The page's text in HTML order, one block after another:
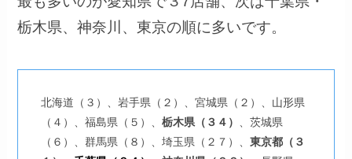
栃木県、神奈川、東京の順に多いです。
北海道（３）、岩手県（２）、宮城県（２）、山形県
（４）、福島県（５）、 栃木県（３４）
、茨城県
（６）、群馬県（８）、埼玉県（２７）、 東京都（３